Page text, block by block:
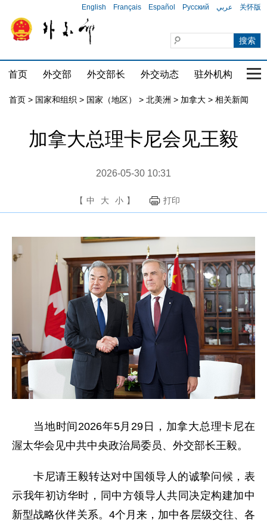
English Français Español Русский عربي 关怀版
首页 外交部 外交部长 外交动态 驻外机构 国
首页 > 国家和组织 > 国家（地区） > 北美洲 > 加拿大 > 相关新闻
加拿大总理卡尼会见王毅
2026-05-30 10:31
【 中 大 小 】 打印
当地时间2026年5月29日，加拿大总理卡尼在
渥太华会见中共中央政治局委员、外交部长王毅。
卡尼请王毅转达对中国领导人的诚挚问候，表
示我年初访华时，同中方领导人共同决定构建加中
新型战略伙伴关系。4个月来，加中各层级交往、各